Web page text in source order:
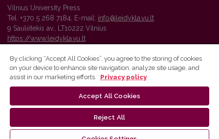
Vilnius University Press
Tel. +370 5 268 7184, E-mail: info@leidykla.vu.lt
9 Saulėtekis av., LT10222 Vilnius
https://www.leidykla.vu.lt
Vilnius University Press platform and metadata are distributed by
By clicking “Accept All Cookies”, you agree to the storing of cookies
on your device to enhance site navigation, analyze site usage, and
assist in our marketing efforts.
Privacy policy
Accept All Cookies
Reject All